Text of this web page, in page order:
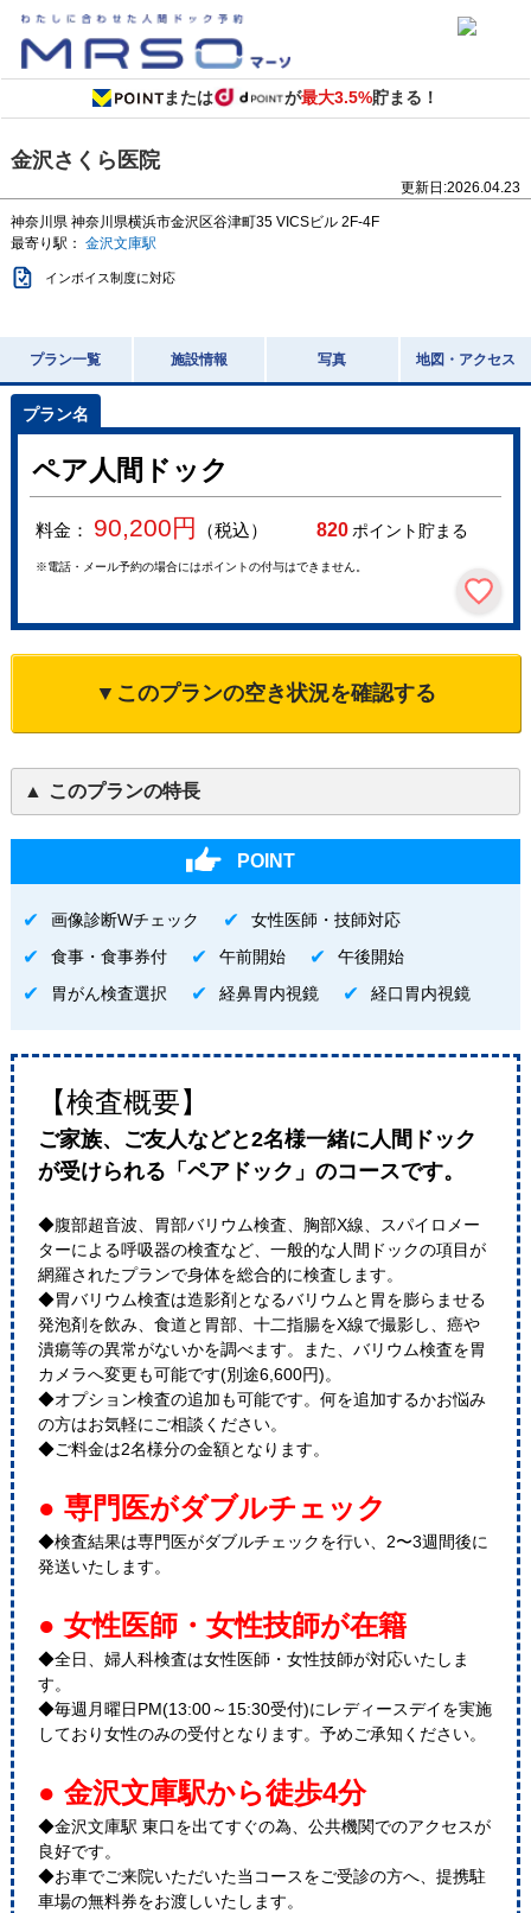
または が最大3.5%貯まる！
金沢さくら医院
更新日:2026.04.23
神奈川県 神奈川県横浜市金沢区谷津町35 VICSビル 2F-4F
最寄り駅： 金沢文庫駅
インボイス制度に対応
プラン一覧 施設情報 写真 地図・アクセス
ペア人間ドック
料金： 90,200円 （税込） 820ポイント貯まる
※電話・メール予約の場合にはポイントの付与はできません。
▼このプランの空き状況を確認する
このプランの特長
POINT
画像診断Wチェック
女性医師・技師対応
食事・食事券付
午前開始
午後開始
胃がん検査選択
経鼻胃内視鏡 経口胃内視鏡
【検査概要】
ご家族、ご友人などと2名様一緒に人間ドック
が受けられる「ペアドック」のコースです。
◆腹部超音波、胃部バリウム検査、胸部X線、スパイロメー
ターによる呼吸器の検査など、一般的な人間ドックの項目が
網羅されたプランで身体を総合的に検査します。
◆胃バリウム検査は造影剤となるバリウムと胃を膨らませる
発泡剤を飲み、食道と胃部、十二指腸をX線で撮影し、癌や
潰瘍等の異常がないかを調べます。また、バリウム検査を胃
カメラへ変更も可能です(別途6,600円)。
◆オプション検査の追加も可能です。何を追加するかお悩み
の方はお気軽にご相談ください。
◆ご料金は2名様分の金額となります。
● 専門医がダブルチェック
◆検査結果は専門医がダブルチェックを行い、2〜3週間後に
発送いたします。
● 女性医師・女性技師が在籍
◆全日、婦人科検査は女性医師・女性技師が対応いたしま
す。
◆毎週月曜日PM(13:00～15:30受付)にレディースデイを実施
しており女性のみの受付となります。予めご承知ください。
● 金沢文庫駅から徒歩4分
◆金沢文庫駅 東口を出てすぐの為、公共機関でのアクセスが
良好です。
◆お車でご来院いただいた当コースをご受診の方へ、提携駐
車場の無料券をお渡しいたします。